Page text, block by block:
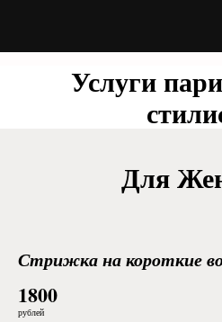
Услуги
Для
Стрижка на короткие
1800
рублей